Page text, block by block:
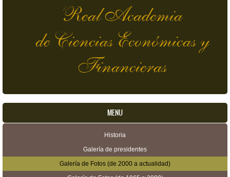
Real Academia
de Ciencias Económicas y
Financieras
MENU
Historia
Galería de presidentes
Galería de Fotos (de 2000 a actualidad)